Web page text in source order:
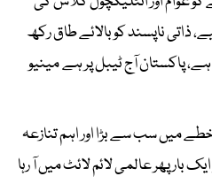
ناپسند کو بالائے طاق رکھ
پاکستان آج ٹیبل پر ہے مینیو
میں سب سے بڑا اور اہم تنازعہ
پھر عالمی لائم لائٹ میں آ رہا